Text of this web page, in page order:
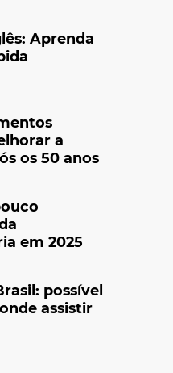
Aprenda
a
os 50 anos
em 2025
possível
assistir